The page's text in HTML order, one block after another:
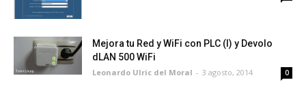
Mejora tu Red y WiFi con PLC (I) y Devolo
dLAN 500 WiFi
Leonardo Ulric del Moral - 3 agosto, 2014 0